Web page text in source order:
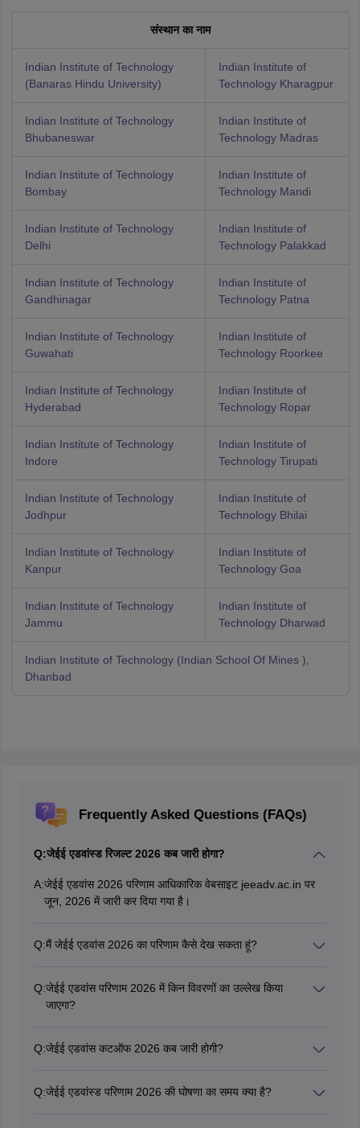
संस्थान का नाम
Indian Institute of Technology
(Banaras Hindu University)
Indian Institute of
Technology Kharagpur
Indian Institute of Technology
Bhubaneswar
Indian Institute of
Technology Madras
Indian Institute of Technology
Bombay
Indian Institute of
Technology Mandi
Indian Institute of Technology
Delhi
Indian Institute of
Technology Palakkad
Indian Institute of Technology
Gandhinagar
Indian Institute of
Technology Patna
Indian Institute of Technology
Guwahati
Indian Institute of
Technology Roorkee
Indian Institute of Technology
Hyderabad
Indian Institute of
Technology Ropar
Indian Institute of Technology
Indore
Indian Institute of
Technology Tirupati
Indian Institute of Technology
Jodhpur
Indian Institute of
Technology Bhilai
Indian Institute of Technology
Kanpur
Indian Institute of
Technology Goa
Indian Institute of Technology
Jammu
Indian Institute of
Technology Dharwad
Indian Institute of Technology (Indian School Of Mines ),
Dhanbad
Frequently Asked Questions (FAQs)
Q:जेईई एडवांस्ड रिजल्ट 2026 कब जारी होगा?
A:जेईई एडवांस 2026 परिणाम आधिकारिक वेबसाइट jeeadv.ac.in पर
जून, 2026 में जारी कर दिया गया है।
Q:मैं जेईई एडवांस 2026 का परिणाम कैसे देख सकता हूं?
Q:जेईई एडवांस परिणाम 2026 में किन विवरणों का उल्लेख किया
जाएगा?
तिथि आदि का विवरण किया जाएगा।
Q:जेईई एडवांस कटऑफ 2026 कब जारी होगी?
जोसा द्वारा जारी किया जाएगा।
Q:जेईई एडवांस्ड परिणाम 2026 की घोषणा का समय क्या है?